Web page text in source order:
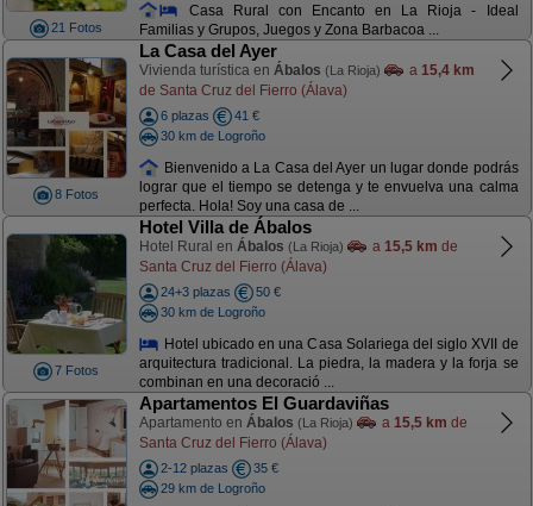
21 Fotos
Casa Rural con Encanto en La Rioja - Ideal
Familias y Grupos, Juegos y Zona Barbacoa ...
8 Fotos
La Casa del Ayer
Vivienda turística en Ábalos (La Rioja) a 15,4 km
de Santa Cruz del Fierro (Álava)
6 plazas
41 €
30 km de Logroño
Bienvenido a La Casa del Ayer un lugar donde podrás
lograr que el tiempo se detenga y te envuelva una calma
perfecta. Hola! Soy una casa de ...
7 Fotos
Hotel Villa de Ábalos
Hotel Rural en Ábalos (La Rioja) a 15,5 km de
Santa Cruz del Fierro (Álava)
24+3 plazas
50 €
30 km de Logroño
Hotel ubicado en una Casa Solariega del siglo XVII de
arquitectura tradicional. La piedra, la madera y la forja se
combinan en una decoració ...
Apartamentos El Guardaviñas
Apartamento en Ábalos (La Rioja) a 15,5 km de
Santa Cruz del Fierro (Álava)
2-12 plazas
35 €
29 km de Logroño